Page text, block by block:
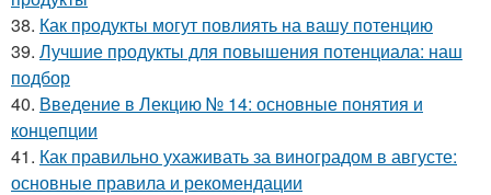
38. Как продукты могут повлиять на вашу потенцию
39. Лучшие продукты для повышения потенциала: наш
подбор
40. Введение в Лекцию № 14: основные понятия и
концепции
41. Как правильно ухаживать за виноградом в августе:
основные правила и рекомендации